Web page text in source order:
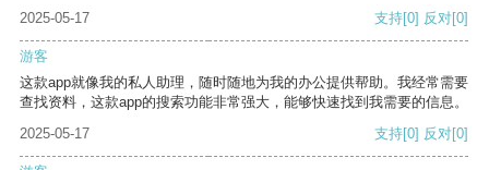
2025-05-17 支持[0] 反对[0]
游客
这款app就像我的私人助理，随时随地为我的办公提供帮助。我经常需要
查找资料，这款app的搜索功能非常强大，能够快速找到我需要的信息。
2025-05-17
支持[0] 反对[0]